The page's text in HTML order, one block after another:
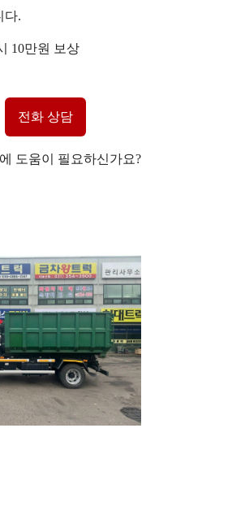
다.
10만원 보상
전화 상담
도움이 필요하신가요?